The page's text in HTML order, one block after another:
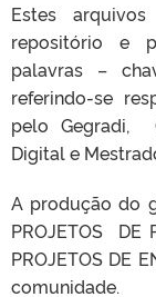
Estes
repositório e
palavras –
referindo-se
pelo Gegradi,
Digital e
A produção do
PROJETOS DE
PROJETOS DE
comunidade.